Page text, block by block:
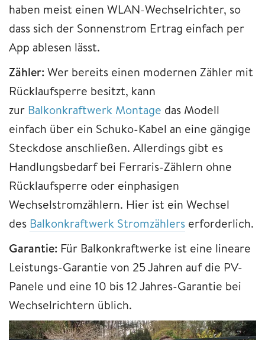
haben meist einen WLAN-Wechselrichter, so
dass sich der Sonnenstrom Ertrag einfach per
App ablesen lässt.
Zähler: Wer bereits einen modernen Zähler mit
Rücklaufsperre besitzt, kann
zur Balkonkraftwerk Montage das Modell
einfach über ein Schuko-Kabel an eine gängige
Steckdose anschließen. Allerdings gibt es
Handlungsbedarf bei Ferraris-Zählern ohne
Rücklaufsperre oder einphasigen
Wechselstromzählern. Hier ist ein Wechsel
des Balkonkraftwerk Stromzählers erforderlich.
Garantie: Für Balkonkraftwerke ist eine lineare
Leistungs-Garantie von 25 Jahren auf die PV-
Panele und eine 10 bis 12 Jahres-Garantie bei
Wechselrichtern üblich.